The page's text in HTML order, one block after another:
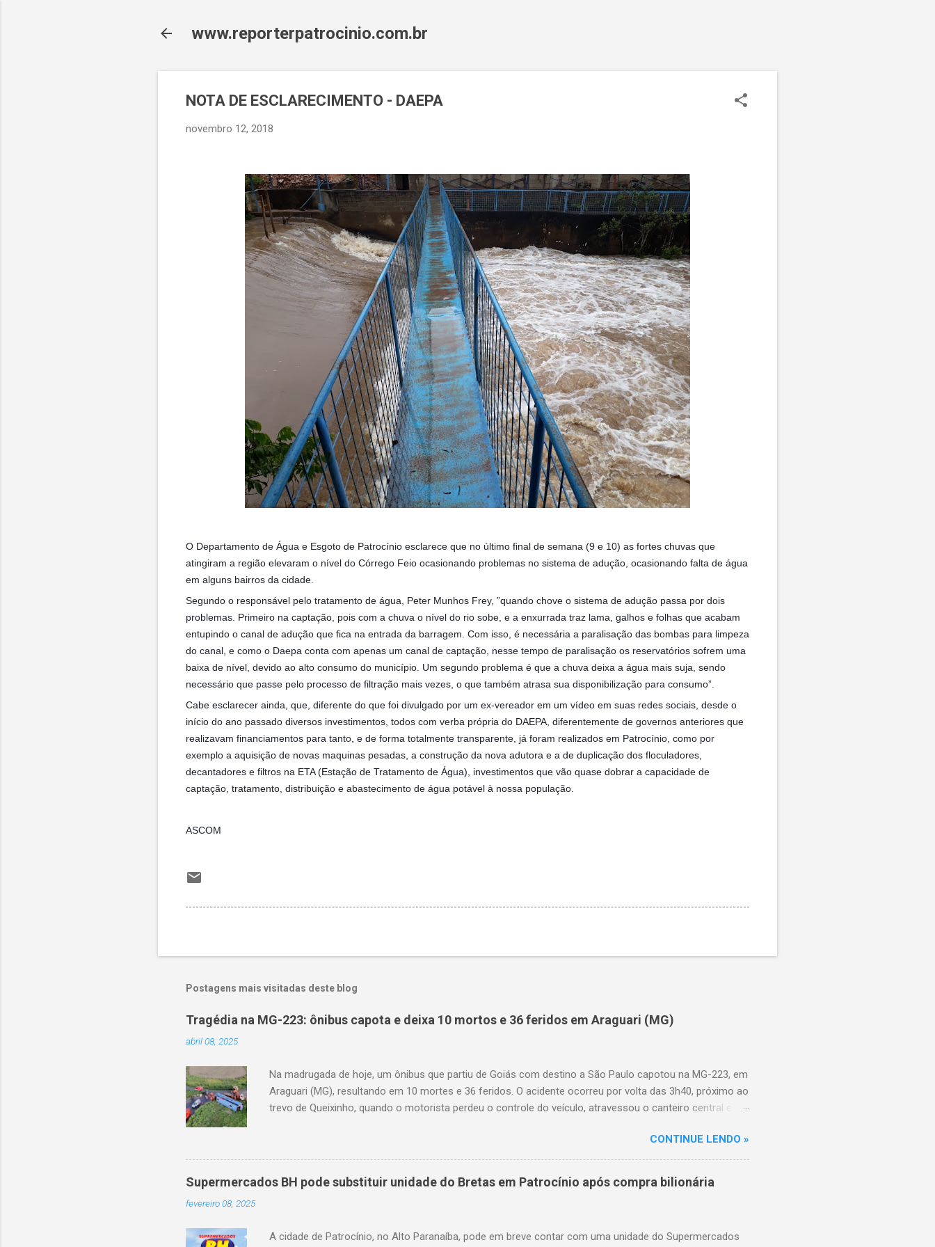
www.reporterpatrocinio.com.br
NOTA DE ESCLARECIMENTO - DAEPA
novembro 12, 2018
O Departamento de Água e Esgoto de Patrocínio esclarece que no último final de semana (9 e 10) as fortes chuvas que
atingiram a região elevaram o nível do Córrego Feio ocasionando problemas no sistema de adução, ocasionando falta de água
em alguns bairros da cidade.
Segundo o responsável pelo tratamento de água, Peter Munhos Frey, ”quando chove o sistema de adução passa por dois
problemas. Primeiro na captação, pois com a chuva o nível do rio sobe, e a enxurrada traz lama, galhos e folhas que acabam
entupindo o canal de adução que fica na entrada da barragem. Com isso, é necessária a paralisação das bombas para limpeza
do canal, e como o Daepa conta com apenas um canal de captação, nesse tempo de paralisação os reservatórios sofrem uma
baixa de nível, devido ao alto consumo do município. Um segundo problema é que a chuva deixa a água mais suja, sendo
necessário que passe pelo processo de filtração mais vezes, o que também atrasa sua disponibilização para consumo”.
Cabe esclarecer ainda, que, diferente do que foi divulgado por um ex-vereador em um vídeo em suas redes sociais, desde o
início do ano passado diversos investimentos, todos com verba própria do DAEPA, diferentemente de governos anteriores que
realizavam financiamentos para tanto, e de forma totalmente transparente, já foram realizados em Patrocínio, como por
exemplo a aquisição de novas maquinas pesadas, a construção da nova adutora e a de duplicação dos floculadores,
decantadores e filtros na ETA (Estação de Tratamento de Água), investimentos que vão quase dobrar a capacidade de
captação, tratamento, distribuição e abastecimento de água potável à nossa população.
ASCOM
Postagens mais visitadas deste blog
Tragédia na MG-223: ônibus capota e deixa 10 mortos e 36 feridos em Araguari (MG)
abril 08, 2025
Na madrugada de hoje, um ônibus que partiu de Goiás com destino a São Paulo capotou na MG-223, em
Araguari (MG), resultando em 10 mortes e 36 feridos. O acidente ocorreu por volta das 3h40, próximo ao
trevo de Queixinho, quando o motorista perdeu o controle do veículo, atravessou o canteiro central e
oito anos. Nove dos feridos estão em estado grave. As autoridades investigam as causas do acidente.
CONTINUE LENDO »
Supermercados BH pode substituir unidade do Bretas em Patrocínio após compra bilionária
fevereiro 08, 2025
A cidade de Patrocínio, no Alto Paranaíba, pode em breve contar com uma unidade do Supermercados